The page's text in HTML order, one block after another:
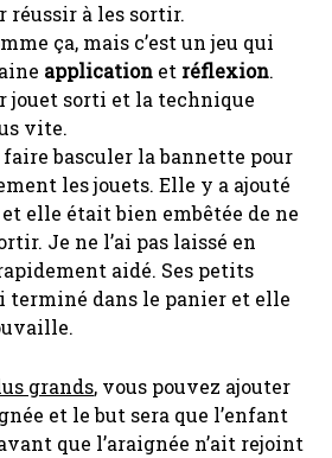
réussir à les sortir.
ça, mais c’est un jeu qui
application et réflexion.
jouet sorti et la technique
vite.
basculer la bannette pour
les jouets. Elle y a ajouté
elle était bien embêtée de ne
Je ne l’ai pas laissé en
aidé. Ses petits
terminé dans le panier et elle
grands, vous pouvez ajouter
et le but sera que l’enfant
que l’araignée n’ait rejoint